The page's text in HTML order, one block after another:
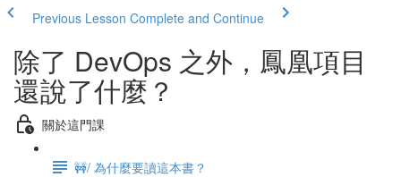
Previous Lesson Complete and Continue
除了 DevOps 之外，鳳凰項目
還說了什麼？
關於這門課
🚧/ 為什麼要讀這本書？